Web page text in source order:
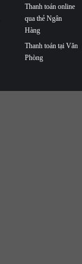
Thanh toán online
qua thẻ Ngân
Hàng
Thanh toán tại Văn
Phòng